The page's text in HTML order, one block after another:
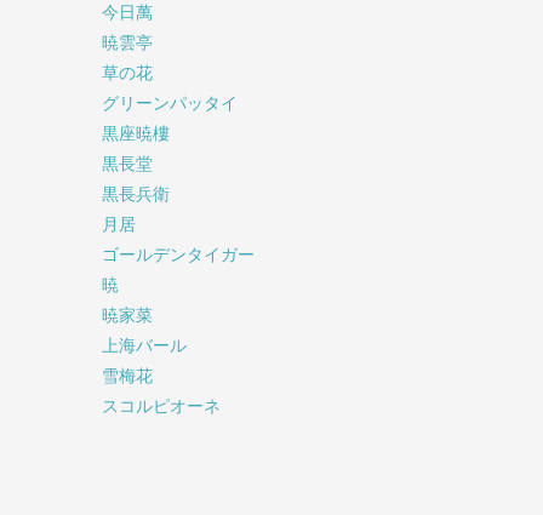
今日萬
暁雲亭
草の花
グリーンパッタイ
黒座暁樓
黒長堂
黒長兵衛
月居
ゴールデンタイガー
暁
暁家菜
上海バール
雪梅花
スコルピオーネ